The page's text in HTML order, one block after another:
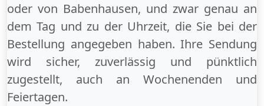
oder von Babenhausen, und zwar genau an
dem Tag und zu der Uhrzeit, die Sie bei der
Bestellung angegeben haben. Ihre Sendung
wird sicher, zuverlässig und pünktlich
zugestellt, auch an Wochenenden und
Feiertagen.